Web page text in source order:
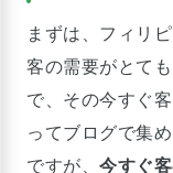
まずは、フィリ
客の需要がとて
で、その今すぐ
ってブログで集
ですが、 今すぐ